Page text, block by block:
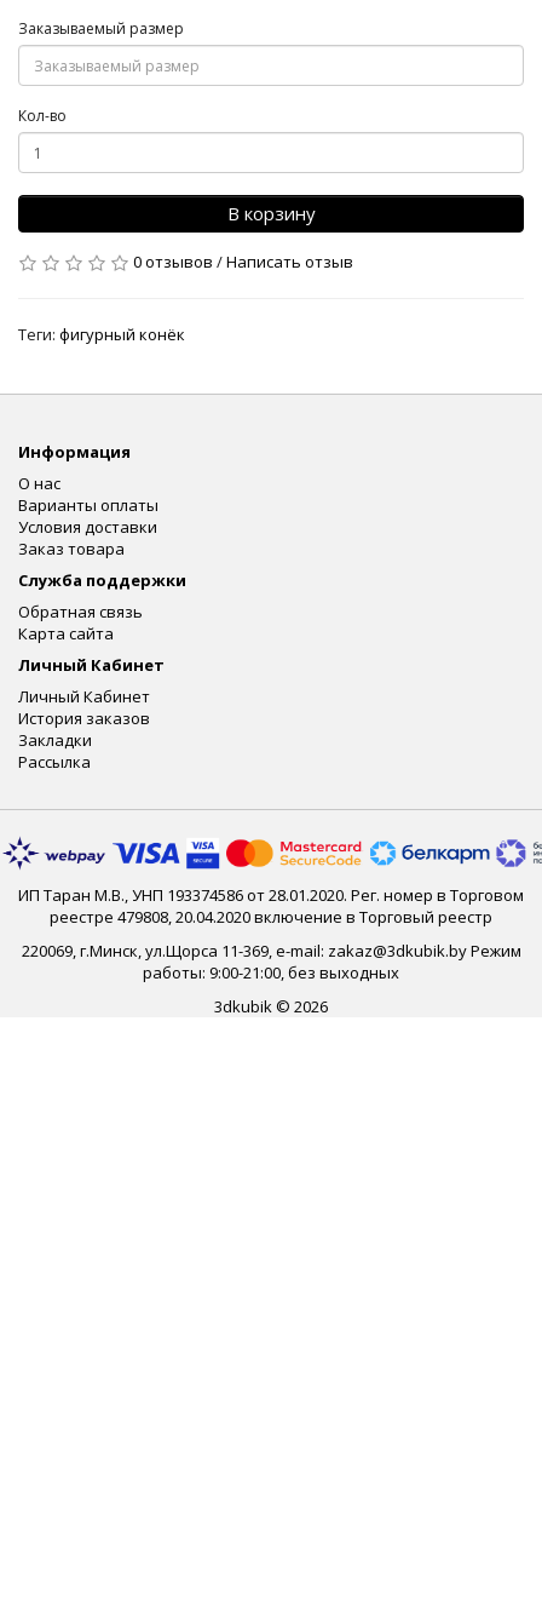
Заказываемый размер
Кол-во
В корзину
0 отзывов /Написать отзыв
Теги: фигурный конёк
Информация
О нас
Варианты оплаты
Условия доставки
Заказ товара
Служба поддержки
Обратная связь
Карта сайта
Личный Кабинет
Личный Кабинет
История заказов
Закладки
Рассылка
ИП Таран М.В., УНП 193374586 от 28.01.2020. Рег. номер в Торговом
реестре 479808, 20.04.2020 включение в Торговый реестр
220069, г.Минск, ул.Щорса 11-369, e-mail: zakaz@3dkubik.by Режим
работы: 9:00-21:00, без выходных
3dkubik © 2026